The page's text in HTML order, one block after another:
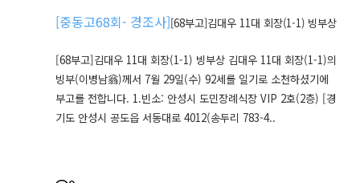
[중동고68회- 경조사][68부고]김대우 11대 회장(1-1) 빙부상
[68부고]김대우 11대 회장(1-1) 빙부상 김대우 11대 회장(1-1)의
빙부(이병남翁)께서 7월 29일(수) 92세를 일기로 소천하셨기에
부고를 전합니다. 1.빈소: 안성시 도민장례식장 VIP 2호(2층) [경
기도 안성시 공도읍 서동대로 4012(송두리 783-4..